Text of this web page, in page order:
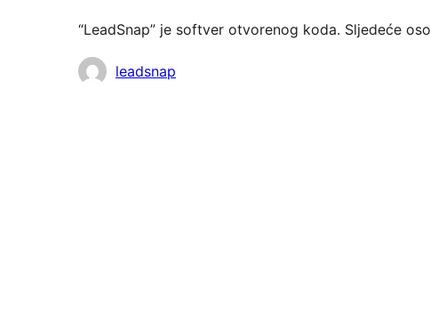
“LeadSnap” je softver otvorenog koda. Sljedeće
Suradnicileadsnap